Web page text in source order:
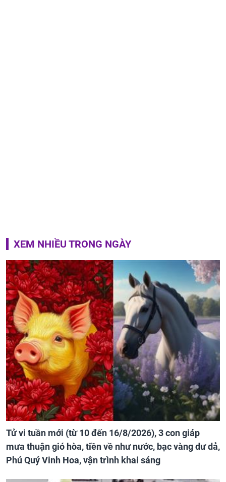
XEM NHIỀU TRONG NGÀY
Tử vi tuần mới (từ 10 đến 16/8/2026), 3 con giáp
mưa thuận gió hòa, tiền về như nước, bạc vàng dư dả,
Phú Quý Vinh Hoa, vận trình khai sáng